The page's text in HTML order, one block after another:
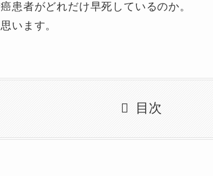
患者がどれだけ早死しているのか。
います。
目次